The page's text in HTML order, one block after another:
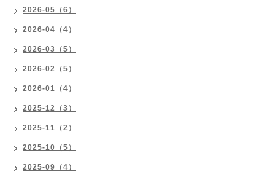
2026-05（6）
2026-04（4）
2026-03（5）
2026-02（5）
2026-01（4）
2025-12（3）
2025-11（2）
2025-10（5）
2025-09（4）